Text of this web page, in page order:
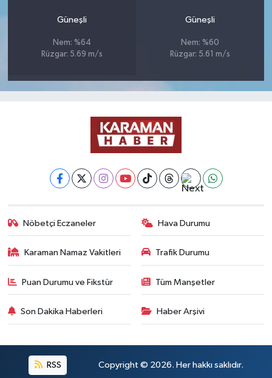
Güneşli
Nem: %64
Rüzgar: 5.69 m/s
Güneşli
Nem: %60
Rüzgar: 5.61 m/s
Nöbetçi Eczaneler Hava Durumu
Karaman Namaz Vakitleri Trafik Durumu
Puan Durumu ve Fikstür Tüm Manşetler
Son Dakika Haberleri Haber Arşivi
RSS Copyright © 2026. Her hakkı saklıdır.